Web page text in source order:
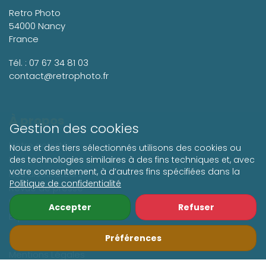
Gestion des cookies
Nous et des tiers sélectionnés utilisons des cookies ou
des technologies similaires à des fins techniques et, avec
votre consentement, à d’autres fins spécifiées dans la
Politique de confidentialité
Accepter
Refuser
Préférences
Retro Photo
54000 Nancy
France
Tél. : 07 67 34 81 03
contact@retrophoto.fr
À propos
Notre activité
Nos partenaires
Nos distributeurs
Revue de presse
Historique
Espace décorateurs
Nos conditions de vente
Mentions Légales